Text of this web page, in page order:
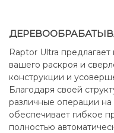
Raptor Ultra
вашего раскроя и
конструкции и
Благодаря своей
различные операции
обеспечивает гибкое
полностью